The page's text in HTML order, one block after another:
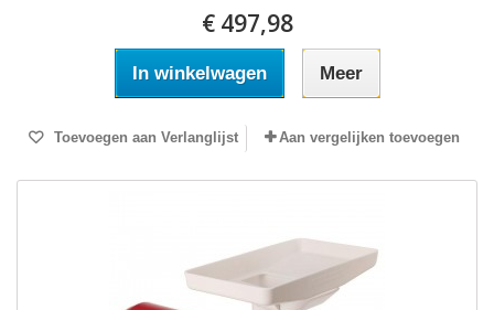
€ 497,98
In winkelwagen Meer
Toevoegen aan Verlanglijst Aan vergelijken toevoegen